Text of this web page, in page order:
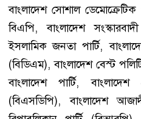
বাংলাদেশ সোশাল ডেমোক্রেটিক
বিএপি, বাংলাদেশ
ইসলামিক জনতা পার্টি,
(বিডিএম), বাংলাদেশ বেস্ট
বাংলাদেশ পার্টি,
(বিএসডিপি), বাংলাদেশ